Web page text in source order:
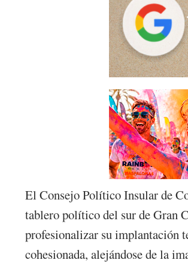
El Consejo Político Insular de
tablero político del sur de Gran
profesionalizar su implantación
cohesionada, alejándose de la